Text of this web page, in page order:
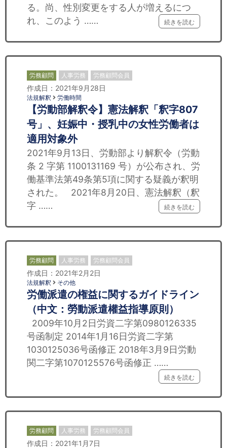
る。尚、性別変更をする人が増えるにつ
れ、このよう ……
続きを読む
労務顧問 人事労務 労務顧問会員
作成日：2021年9月28日
法規解釈 労働時間
【労動部解釈令】憲法解釈「釈字807
号」、妊娠中・授乳中の女性労働者は
適用対象外
2021年9月13日、労動部より解釈令（労動
条 2 字第 1100131169 号）が公布され、労
働基準法第49条第5項に関する疑義が釈明
された。 2021年8月20日、憲法解釈（釈
字 ……
続きを読む
労務顧問 人事労務 労務顧問会員
作成日：2021年2月2日
法規解釈 その他
労働派遣の権益に関するガイドライン
（中文：勞動派遣權益指導原則）
2009年10月2日労資二字第0980126335
号函制定 2014年1月16日労資二字第
1030125036号函修正 2018年3月9日労動
関二字第1070125576号函修正 ……
続きを読む
労務顧問 人事労務 労務顧問会員
作成日：2021年1月7日